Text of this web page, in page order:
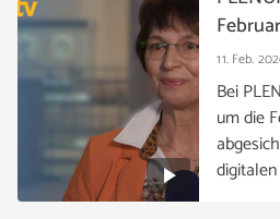
11. Feb.
Bei
um die